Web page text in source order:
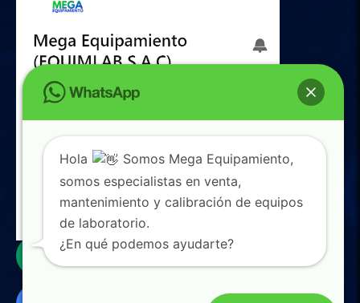
Hola
Somos Mega Equipamiento,
somos especialistas en venta,
mantenimiento y calibración de equipos
de laboratorio.
¿En qué podemos ayudarte?